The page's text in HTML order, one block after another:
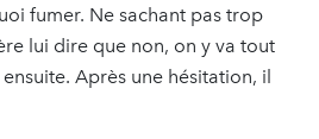
fumer. Ne sachant pas trop
lui dire que non, on y va tout
Après une hésitation, il